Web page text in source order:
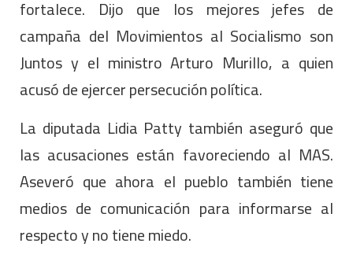
fortalece. Dijo que los mejores jefes de
campaña del Movimientos al Socialismo son
Juntos y el ministro Arturo Murillo, a quien
acusó de ejercer persecución política.
La diputada Lidia Patty también aseguró que
las acusaciones están favoreciendo al MAS.
Aseveró que ahora el pueblo también tiene
medios de comunicación para informarse al
respecto y no tiene miedo.